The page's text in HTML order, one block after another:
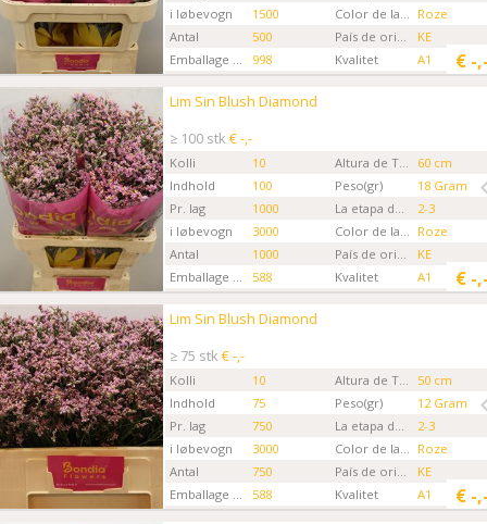
i løbevogn
1500
Roze
Antal
500
KE
998 Kvalitet
A1
€ -
Lim Sin Blush Diamond
≥ 100 stk € -,-
Kolli 10 Altura de Tallo
60 cm
Indhold
100 Peso(gr)
18 Gram
Pr. lag
1000
2-3
i løbevogn
3000
Roze
Antal
1000
KE
588 Kvalitet
A1
€ -
Lim Sin Blush Diamond
Kies eerst een ordertype.
Lim Sin Blush Diamond
≥ 75 stk € -,-
Kolli 10 Altura de Tallo
50 cm
Indhold
75 Peso(gr)
12 Gram
Pr. lag
750
2-3
i løbevogn
3000
Roze
Antal
750
KE
588 Kvalitet
A1
€ -
Lim Sin Blush Diamond
Kies eerst een ordertype.